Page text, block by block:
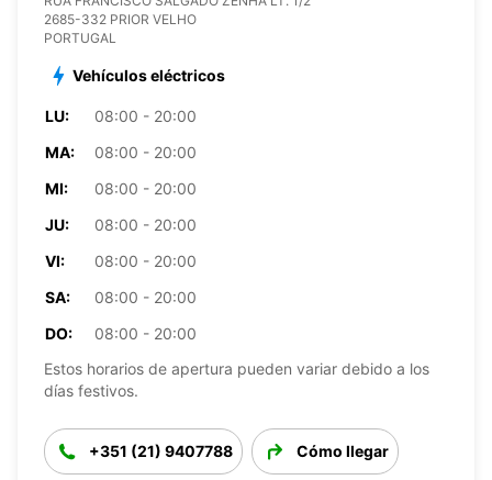
2685-332 PRIOR VELHO
PORTUGAL
Vehículos eléctricos
LU:
08:00 - 20:00
MA:
08:00 - 20:00
MI:
08:00 - 20:00
JU:
08:00 - 20:00
VI:
08:00 - 20:00
SA:
08:00 - 20:00
DO:
08:00 - 20:00
Estos horarios de apertura pueden variar debido a los
días festivos.
+351 (21) 9407788 Cómo llegar